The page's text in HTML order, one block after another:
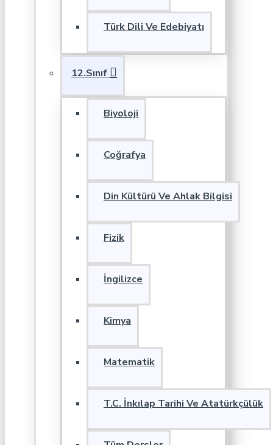
Türk Dili Ve Edebiyatı
12.Sınıf
Biyoloji
Coğrafya
Din Kültürü Ve Ahlak Bilgisi
Fizik
İngilizce
Kimya
Matematik
T.C. İnkılap Tarihi Ve Atatürkçülük